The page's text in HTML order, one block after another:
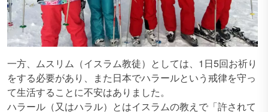
一方、ムスリム（イスラム教徒）としては、1日5回お祈り
をする必要があり、また日本でハラールという戒律を守っ
て生活することに不安はありました。
ハラール（又はハラル）とはイスラムの教えで「許されて